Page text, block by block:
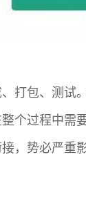
打包、测试
个过程中需
，势必严重